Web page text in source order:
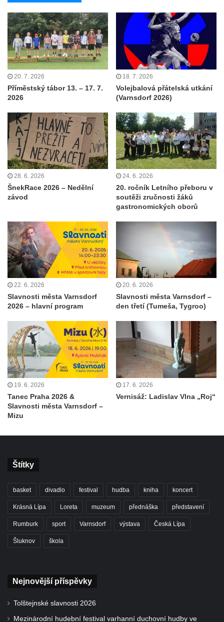
20. 7. 2026
Příměstský tábor 13. – 17. 7.
2026
18. 7. 2026
Volejbalová přátelská utkání
(Varnsdorf 2026)
28. 6. 2026
ŠnekRace 2026 – Nedělní
závod
24. 6. 2026
20. ročník Letního přeboru v
soutěži zručnosti žáků
gastronomických oborů
22. 6. 2026
Slavnosti města Varnsdorf
2026 – hlavní program
20. 6. 2026
Slavnosti města Varnsdorf –
den třetí (Tumeša, Tygroo)
19. 6. 2026
Tanec Praha 2026 &
Slavnosti města Varnsdorf –
Mizu
17. 6. 2026
Vernisáž: Ladislav Vlna „Roj“
Štítky
basket divadlo festival hudba kniha koncert
Krásná Lípa Loreta muzeum přednáška představení
Rumburk sport Varnsdorf výstava Česká Lípa
Šluknov škola
Nejnovější příspěvky
Tolštejnské slavnosti 2026
Mezinárodní hudební festival varhanní duchovní hudby ve